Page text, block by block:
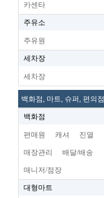
카센타
주유소
주유원
세차장
세차장
백화점, 마트, 슈퍼, 편의점
백화점
편매원 캐셔 진열
매장관리 배달/배송
매니저/점장
대형마트